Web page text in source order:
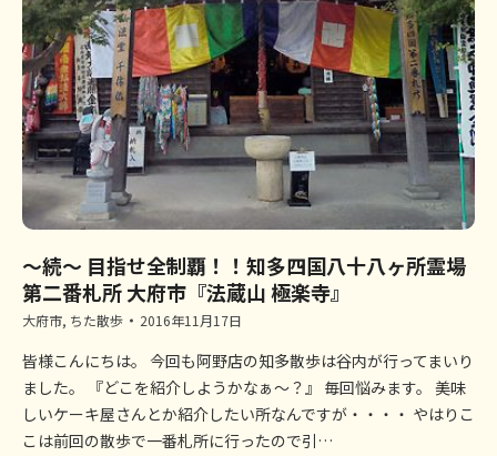
～続～ 目指せ全制覇！！知多四国八十八ヶ所霊場
第二番札所 大府市『法蔵山 極楽寺』
大府市, ちた散歩 2016年11月17日
皆様こんにちは。 今回も阿野店の知多散歩は谷内が行ってまいり
ました。 『どこを紹介しようかなぁ～？』 毎回悩みます。 美味
しいケーキ屋さんとか紹介したい所なんですが・・・・ やはりこ
こは前回の散歩で一番札所に行ったので引…